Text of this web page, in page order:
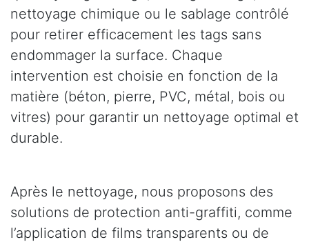
nettoyage chimique ou le sablage contrôlé
pour retirer efficacement les tags sans
endommager la surface. Chaque
intervention est choisie en fonction de la
matière (béton, pierre, PVC, métal, bois ou
vitres) pour garantir un nettoyage optimal et
durable.
Après le nettoyage, nous proposons des
solutions de protection anti-graffiti, comme
l’application de films transparents ou de